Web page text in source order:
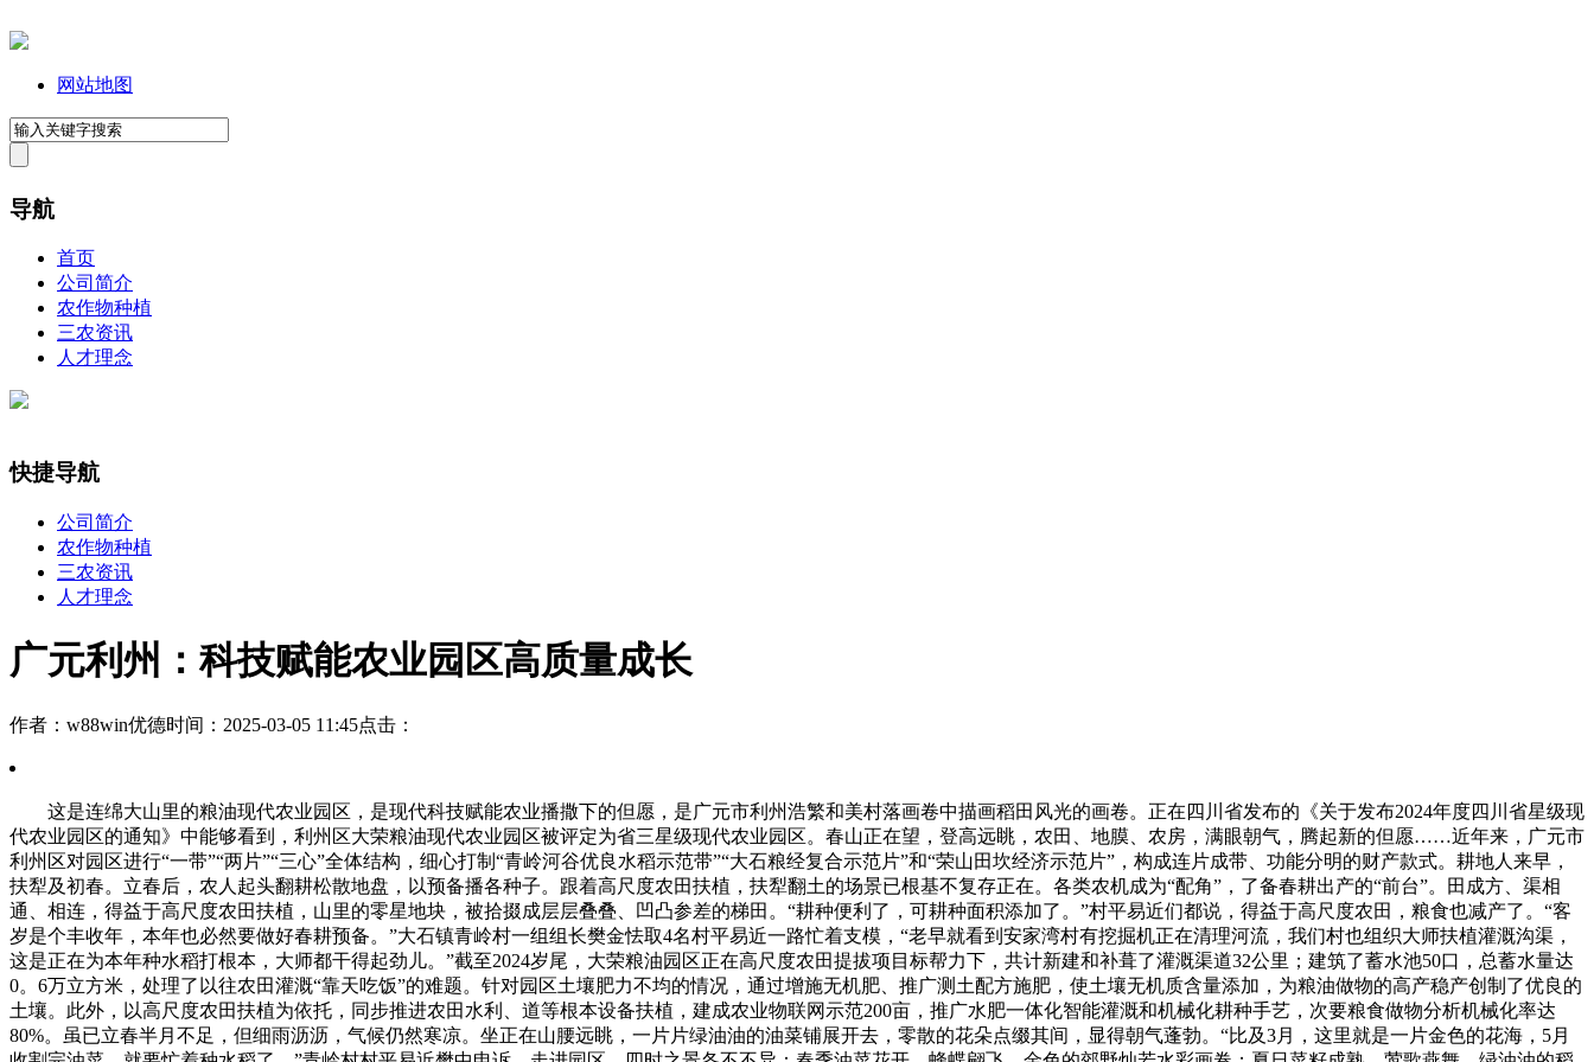
网站地图
导航
首页
公司简介
农作物种植
三农资讯
人才理念
快捷导航
公司简介
农作物种植
三农资讯
人才理念
广元利州：科技赋能农业园区高质量成长
作者：w88win优德时间：2025-03-05 11:45点击：
这是连绵大山里的粮油现代农业园区，是现代科技赋能农业播撒下的但愿，是广元市利州浩繁和美村落画卷中描画稻田风光的画卷。正在四川省发布的《关于发布2024年度四川省星级现
代农业园区的通知》中能够看到，利州区大荣粮油现代农业园区被评定为省三星级现代农业园区。春山正在望，登高远眺，农田、地膜、农房，满眼朝气，腾起新的但愿……近年来，广元市
利州区对园区进行“一带”“两片”“三心”全体结构，细心打制“青岭河谷优良水稻示范带”“大石粮经复合示范片”和“荣山田坎经济示范片”，构成连片成带、功能分明的财产款式。耕地人来早，
扶犁及初春。立春后，农人起头翻耕松散地盘，以预备播各种子。跟着高尺度农田扶植，扶犁翻土的场景已根基不复存正在。各类农机成为“配角”，了备春耕出产的“前台”。田成方、渠相
通、相连，得益于高尺度农田扶植，山里的零星地块，被拾掇成层层叠叠、凹凸参差的梯田。“耕种便利了，可耕种面积添加了。”村平易近们都说，得益于高尺度农田，粮食也减产了。“客
岁是个丰收年，本年也必然要做好春耕预备。”大石镇青岭村一组组长樊金怯取4名村平易近一路忙着支模，“老早就看到安家湾村有挖掘机正在清理河流，我们村也组织大师扶植灌溉沟渠，
这是正在为本年种水稻打根本，大师都干得起劲儿。”截至2024岁尾，大荣粮油园区正在高尺度农田提拔项目标帮力下，共计新建和补葺了灌溉渠道32公里；建筑了蓄水池50口，总蓄水量达
0。6万立方米，处理了以往农田灌溉“靠天吃饭”的难题。针对园区土壤肥力不均的情况，通过增施无机肥、推广测土配方施肥，使土壤无机质含量添加，为粮油做物的高产稳产创制了优良的
土壤。此外，以高尺度农田扶植为依托，同步推进农田水利、道等根本设备扶植，建成农业物联网示范200亩，推广水肥一体化智能灌溉和机械化耕种手艺，次要粮食做物分析机械化率达
80%。虽已立春半月不足，但细雨沥沥，气候仍然寒凉。坐正在山腰远眺，一片片绿油油的油菜铺展开去，零散的花朵点缀其间，显得朝气蓬勃。“比及3月，这里就是一片金色的花海，5月